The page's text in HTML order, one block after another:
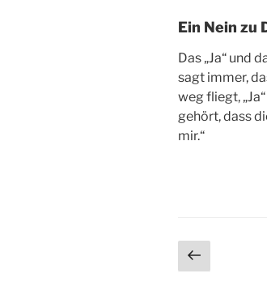
Ein Nein zu
Das „Ja“ und
sagt immer,
weg fliegt,
gehört, dass
mir.“
Seite